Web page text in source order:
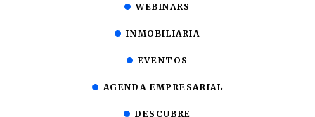
WEBINARS
INMOBILIARIA
EVENTOS
AGENDA EMPRESARIAL
DESCUBRE